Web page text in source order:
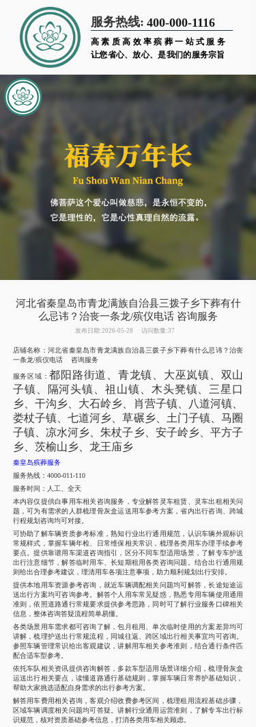
服务热线: 400-000-1116
高素质高效率殡葬一站式服务
让您省心、放心、是我们的服务宗旨
河北省秦皇岛市青龙满族自治县三拨子乡下葬有什
么忌讳？治丧一条龙/殡仪电话 咨询服务
发布日期:2026-05-28 访问数量:37
店铺名称：河北省秦皇岛市青龙满族自治县三拨子乡下葬有什么忌讳？治丧
一条龙/殡仪电话 咨询服务
服务区域：都阳路街道、青龙镇、大巫岚镇、双山
子镇、隔河头镇、祖山镇、木头凳镇、三星口
乡、干沟乡、大石岭乡、肖营子镇、八道河镇、
娄杖子镇、七道河乡、草碾乡、土门子镇、马圈
子镇、凉水河乡、朱杖子乡、安子岭乡、平方子
乡、茨榆山乡、龙王庙乡
秦皇岛殡葬服务
服务热线：4000-011-110
服务时间：人工、全天
本内容仅提供白事用车相关咨询服务，专业解答灵车租赁、灵车出租相关问
题，可为有需求的人群梳理骨灰盒运送用车参考方案，省内出行咨询、跨城
行程规划咨询均可对接。
可协助了解车辆资质参考标准，熟知行业出行通用规范，认识车辆外观标识
常规样式，掌握车辆年检、日常维保相关常识，梳理各类用车办理手续参考
要点。提供靠谱用车渠道咨询指引，区分不同车型适用场景，了解专车护送
出行注意细节，解答临时用车、长短期租用各类咨询问题。结合出行通用规
则给出合理参考建议，理清用车各项注意事项，助力顺利规划出行安排。
提供本地用车资源参考咨询，就近车辆调配相关问题均可解答，长途短途运
送出行方案均可咨询参考。解答个人用车常见疑惑，熟悉专用车辆使用通用
准则，依照道路通行常规要求提供参考思路，同时可了解行业服务口碑相关
信息，整体咨询答疑流程简单易懂。
各类场景用车需求都可咨询了解，包月租用、单次临时使用的方案差异均可
讲解，梳理护送出行常规流程，同城往返、跨区域出行相关事宜均可咨询。
参照车辆管理常识给出客观建议，讲解用车相关参考准则，结合通行条件匹
配合适车型参考。
依托车队相关资讯提供咨询解答，多款车型适用场景详细介绍，梳理骨灰盒
运送出行相关要点，读懂道路通行基础规则，掌握车辆日常养护基础知识，
帮助大家挑选适配自身需求的出行参考方案。
解答用车费用相关咨询，客观介绍收费参考区间，梳理租用流程基础步骤，
区域车辆调度相关问题均可答疑。讲解行业通用运营准则，了解专车出行标
识规范，核对资质基础参考信息，打消各类用车相关顾虑。